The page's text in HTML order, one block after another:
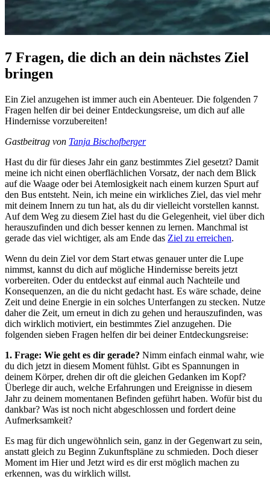
7 Fragen, die dich an dein nächstes Ziel
bringen
Ein Ziel anzugehen ist immer auch ein Abenteuer. Die folgenden 7
Fragen helfen dir bei deiner Entdeckungsreise, um dich auf alle
Hindernisse vorzubereiten!
Gastbeitrag von Tanja Bischofberger
Hast du dir für dieses Jahr ein ganz bestimmtes Ziel gesetzt? Damit
meine ich nicht einen oberflächlichen Vorsatz, der nach dem Blick
auf die Waage oder bei Atemlosigkeit nach einem kurzen Spurt auf
den Bus entsteht. Nein, ich meine ein wirkliches Ziel, das viel mehr
mit deinem Innern zu tun hat, als du dir vielleicht vorstellen kannst.
Auf dem Weg zu diesem Ziel hast du die Gelegenheit, viel über dich
herauszufinden und dich besser kennen zu lernen. Manchmal ist
gerade das viel wichtiger, als am Ende das Ziel zu erreichen.
Wenn du dein Ziel vor dem Start etwas genauer unter die Lupe
nimmst, kannst du dich auf mögliche Hindernisse bereits jetzt
vorbereiten. Oder du entdeckst auf einmal auch Nachteile und
Konsequenzen, an die du nicht gedacht hast. Es wäre schade, deine
Zeit und deine Energie in ein solches Unterfangen zu stecken. Nutze
daher die Zeit, um erneut in dich zu gehen und herauszufinden, was
dich wirklich motiviert, ein bestimmtes Ziel anzugehen. Die
folgenden sieben Fragen helfen dir bei deiner Entdeckungsreise:
1. Frage: Wie geht es dir gerade? Nimm einfach einmal wahr, wie
du dich jetzt in diesem Moment fühlst. Gibt es Spannungen in
deinem Körper, drehen dir oft die gleichen Gedanken im Kopf?
Überlege dir auch, welche Erfahrungen und Ereignisse in diesem
Jahr zu deinem momentanen Befinden geführt haben. Wofür bist du
dankbar? Was ist noch nicht abgeschlossen und fordert deine
Aufmerksamkeit?
Es mag für dich ungewöhnlich sein, ganz in der Gegenwart zu sein,
anstatt gleich zu Beginn Zukunftspläne zu schmieden. Doch dieser
Moment im Hier und Jetzt wird es dir erst möglich machen zu
erkennen, was du wirklich willst.